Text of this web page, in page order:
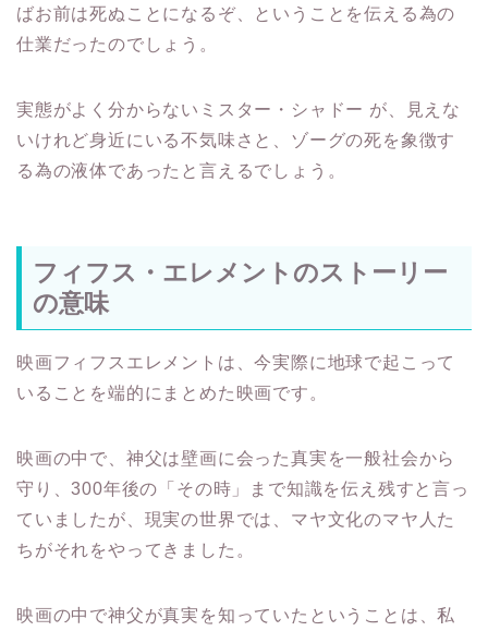
ばお前は死ぬことになるぞ、ということを伝える為の
仕業だったのでしょう。
実態がよく分からないミスター・シャドー が、見えな
いけれど身近にいる不気味さと、ゾーグの死を象徴す
る為の液体であったと言えるでしょう。
フィフス・エレメントのストーリー
の意味
映画フィフスエレメントは、今実際に地球で起こって
いることを端的にまとめた映画です。
映画の中で、神父は壁画に会った真実を一般社会から
守り、300年後の「その時」まで知識を伝え残すと言っ
ていましたが、現実の世界では、マヤ文化のマヤ人た
ちがそれをやってきました。
映画の中で神父が真実を知っていたということは、私